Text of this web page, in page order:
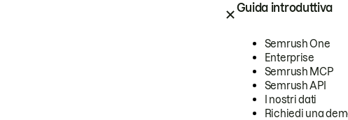
Guida introduttiva
Semrush One
Enterprise
Semrush MCP
Semrush API
I nostri dati
Richiedi una